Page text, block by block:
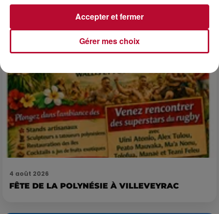
du gladiateur » revient illuminer l'amphithéâtre romain les 6,
7 et 8 août. Une fresque nocturne...
4 août 2026
FÊTE DE LA POLYNÉSIE À VILLEVEYRAC
Gérer mes choix
Accepter et fermer